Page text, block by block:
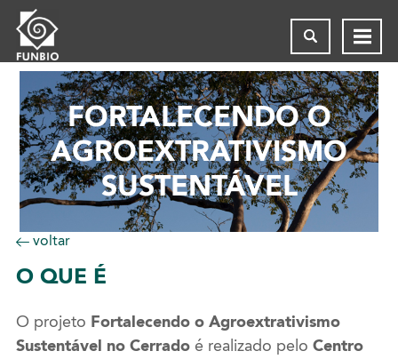
FORTALECENDO O
AGROEXTRATIVISMO
SUSTENTÁVEL
voltar
OQUE É
O projeto Fortalecendo o Agroextrativismo
Sustentável no Cerradoé realizado pelo Centro